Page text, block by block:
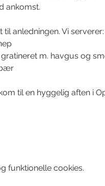
ankomst.
anledningen. Vi serverer:
m. havgus og
til en hyggelig aften i
funktionelle cookies.